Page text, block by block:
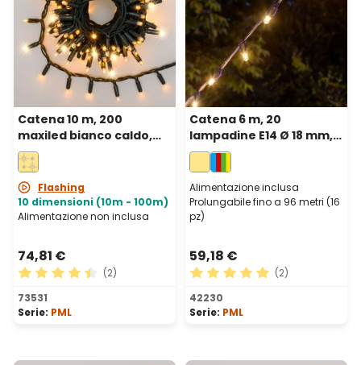
Catena 10 m, 200
maxiled bianco caldo,
cavo verde,
prolungabile, IP67
Flashing
10 dimensioni (10m - 100m)
Alimentazione non inclusa
74,81 €
Valutazione media di 4.5 su 5 stelle
(2)
73531
Serie: PML
Catena 6 m, 20
lampadine E14 Ø 18 mm,
filament led bianco
caldo, prolungabile
Alimentazione inclusa
Prolungabile fino a 96 metri (16
pz)
59,18 €
Valutazione media di 5 su
(2)
42230
Serie: PML